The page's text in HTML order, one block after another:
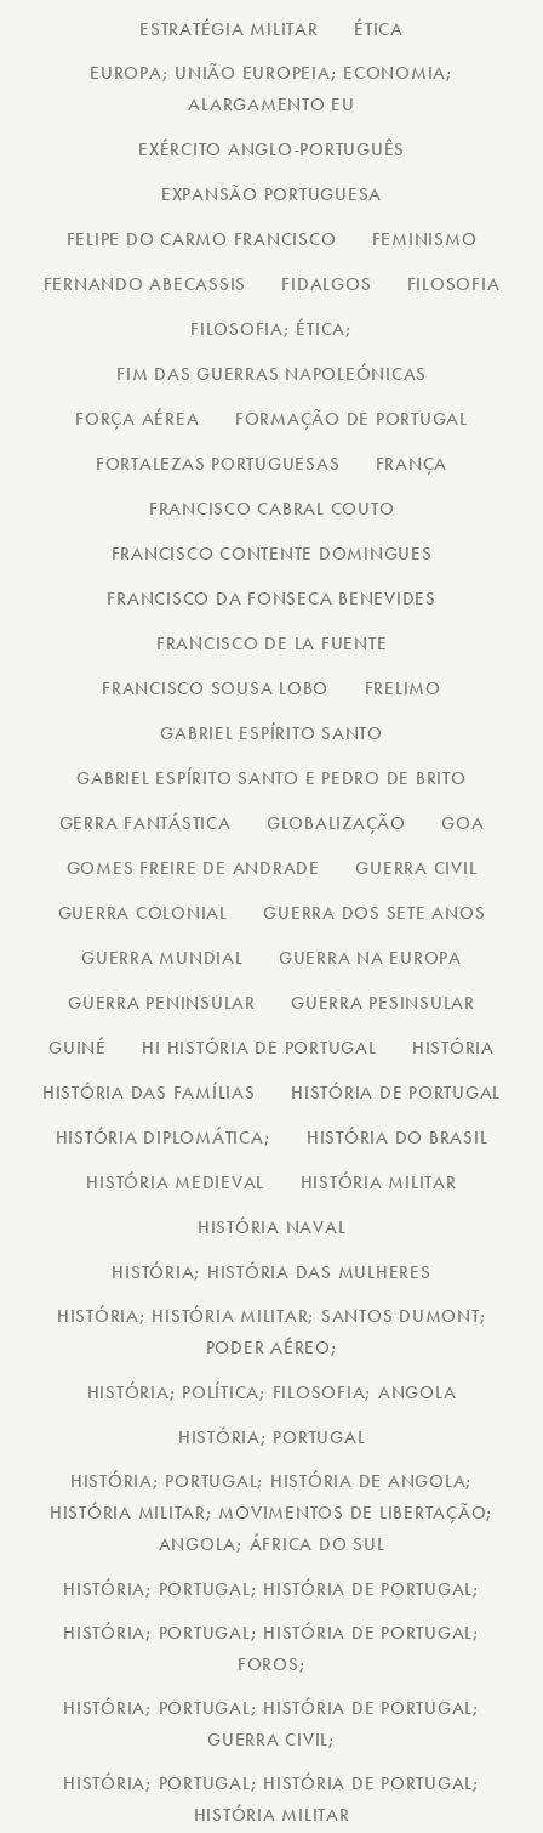
ESTRATÉGIA MILITAR
ÉTICA
EUROPA; UNIÃO EUROPEIA; ECONOMIA;
ALARGAMENTO EU
EXÉRCITO ANGLO-PORTUGUÊS
EXPANSÃO PORTUGUESA
FELIPE DO CARMO FRANCISCO
FEMINISMO
FERNANDO ABECASSIS
FIDALGOS
FILOSOFIA
FILOSOFIA; ÉTICA;
FIM DAS GUERRAS NAPOLEÓNICAS
FORÇA AÉREA
FORMAÇÃO DE PORTUGAL
FORTALEZAS PORTUGUESAS
FRANÇA
FRANCISCO CABRAL COUTO
FRANCISCO CONTENTE DOMINGUES
FRANCISCO DA FONSECA BENEVIDES
FRANCISCO DE LA FUENTE
FRANCISCO SOUSA LOBO
FRELIMO
GABRIEL ESPÍRITO SANTO
GABRIEL ESPÍRITO SANTO E PEDRO DE BRITO
GERRA FANTÁSTICA
GLOBALIZAÇÃO
GOA
GOMES FREIRE DE ANDRADE
GUERRA CIVIL
GUERRA COLONIAL
GUERRA DOS SETE ANOS
GUERRA MUNDIAL
GUERRA NA EUROPA
GUERRA PENINSULAR
GUERRA PESINSULAR
GUINÉ
HI HISTÓRIA DE PORTUGAL
HISTÓRIA
HISTÓRIA DAS FAMÍLIAS
HISTÓRIA DE PORTUGAL
HISTÓRIA DIPLOMÁTICA;
HISTÓRIA DO BRASIL
HISTÓRIA MEDIEVAL
HISTÓRIA MILITAR
HISTÓRIA NAVAL
HISTÓRIA; HISTÓRIA DAS MULHERES
HISTÓRIA; HISTÓRIA MILITAR; SANTOS DUMONT;
PODER AÉREO;
HISTÓRIA; POLÍTICA; FILOSOFIA; ANGOLA
HISTÓRIA; PORTUGAL
HISTÓRIA; PORTUGAL; HISTÓRIA DE ANGOLA;
HISTÓRIA MILITAR; MOVIMENTOS DE LIBERTAÇÃO;
ANGOLA; ÁFRICA DO SUL
HISTÓRIA; PORTUGAL; HISTÓRIA DE PORTUGAL;
HISTÓRIA; PORTUGAL; HISTÓRIA DE PORTUGAL;
FOROS;
HISTÓRIA; PORTUGAL; HISTÓRIA DE PORTUGAL;
GUERRA CIVIL;
HISTÓRIA; PORTUGAL; HISTÓRIA DE PORTUGAL;
HISTÓRIA MILITAR